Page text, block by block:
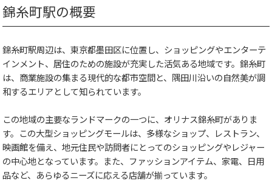
錦糸町駅の概要
錦糸町駅周辺は、東京都墨田区に位置し、ショッピングやエンターテ
インメント、居住のための施設が充実した活気ある地域です。錦糸町
は、商業施設の集まる現代的な都市空間と、隅田川沿いの自然美が調
和するエリアとして知られています。
この地域の主要なランドマークの一つに、オリナス錦糸町がありま
す。この大型ショッピングモールは、多様なショップ、レストラン、
映画館を備え、地元住民や訪問者にとってのショッピングやレジャー
の中心地となっています。また、ファッションアイテム、家電、日用
品など、あらゆるニーズに応える店舗が揃っています。